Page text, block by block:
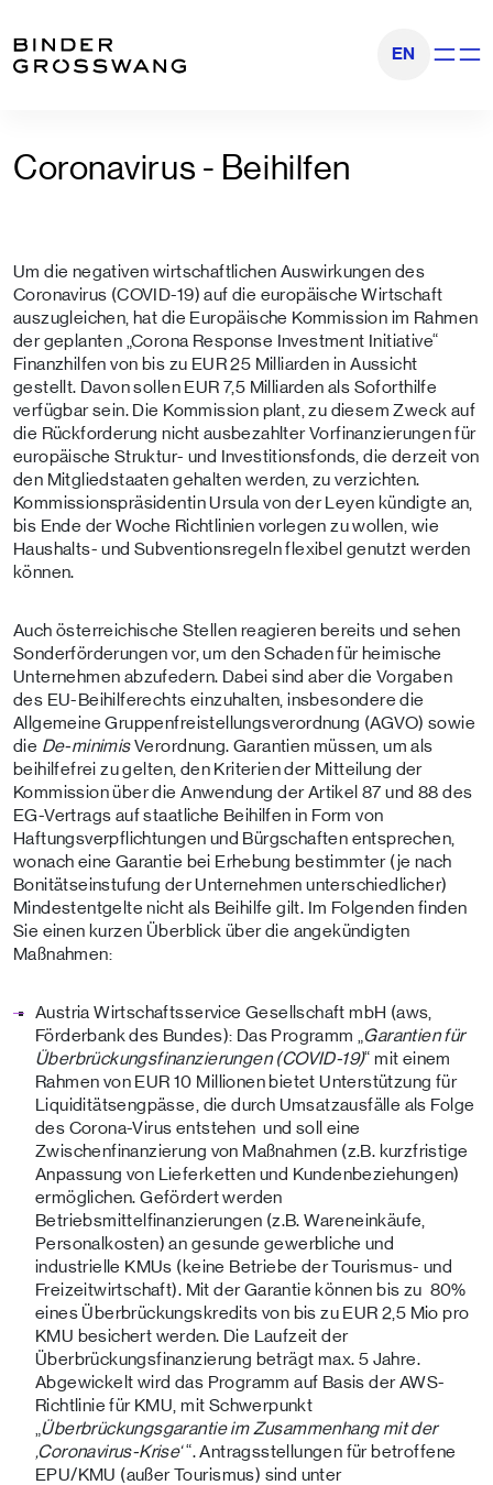
EN
Coronavirus - Beihilfen
Um die negativen wirtschaftlichen Auswirkungen des
Coronavirus (COVID-19) auf die europäische Wirtschaft
auszugleichen, hat die Europäische Kommission im Rahmen
der geplanten „Corona Response Investment Initiative“
Finanzhilfen von bis zu EUR 25 Milliarden in Aussicht
gestellt. Davon sollen EUR 7,5 Milliarden als Soforthilfe
verfügbar sein. Die Kommission plant, zu diesem Zweck auf
die Rückforderung nicht ausbezahlter Vorfinanzierungen für
europäische Struktur- und Investitionsfonds, die derzeit von
den Mitgliedstaaten gehalten werden, zu verzichten.
Kommissionspräsidentin Ursula von der Leyen kündigte an,
bis Ende der Woche Richtlinien vorlegen zu wollen, wie
Haushalts- und Subventionsregeln flexibel genutzt werden
können.
Auch österreichische Stellen reagieren bereits und sehen
Sonderförderungen vor, um den Schaden für heimische
Unternehmen abzufedern. Dabei sind aber die Vorgaben
des EU-Beihilferechts einzuhalten, insbesondere die
Allgemeine Gruppenfreistellungsverordnung (AGVO) sowie
die De-minimisVerordnung. Garantien müssen, um als
beihilfefrei zu gelten, den Kriterien der Mitteilung der
Kommission über die Anwendung der Artikel 87 und 88 des
EG-Vertrags auf staatliche Beihilfen in Form von
Haftungsverpflichtungen und Bürgschaften entsprechen,
wonach eine Garantie bei Erhebung bestimmter (je nach
Bonitätseinstufung der Unternehmen unterschiedlicher)
Mindestentgelte nicht als Beihilfe gilt. Im Folgenden finden
Sie einen kurzen Überblick über die angekündigten
Maßnahmen:
Austria Wirtschaftsservice Gesellschaft mbH (aws,
Förderbank des Bundes): Das Programm „ Garantien für
Überbrückungsfinanzierungen (COVID-19)“ mit einem
Rahmen von EUR 10 Millionen bietet Unterstützung für
Liquiditätsengpässe, die durch Umsatzausfälle als Folge
des Corona-Virus entstehen und soll eine
Zwischenfinanzierung von Maßnahmen (z.B. kurzfristige
Anpassung von Lieferketten und Kundenbeziehungen)
ermöglichen. Gefördert werden
Betriebsmittelfinanzierungen (z.B. Wareneinkäufe,
Personalkosten) an gesunde gewerbliche und
industrielle KMUs (keine Betriebe der Tourismus- und
Freizeitwirtschaft). Mit der Garantie können bis zu 80%
eines Überbrückungskredits von bis zu EUR 2,5 Mio pro
KMU besichert werden. Die Laufzeit der
Überbrückungsfinanzierung beträgt max. 5 Jahre.
Abgewickelt wird das Programm auf Basis der AWS-
Richtlinie für KMU, mit Schwerpunkt
Überbrückungsgarantie im Zusammenhang mit der
‚Coronavirus-Krise‘“. Antragsstellungen für betroffene
EPU/KMU (außer Tourismus) sind unter